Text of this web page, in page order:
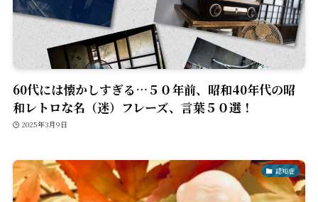
60代には懐かしすぎる…５０年前、昭和40年代の昭
和レトロな名（迷）フレーズ、言葉５０選！
2025年3月9日
認知症